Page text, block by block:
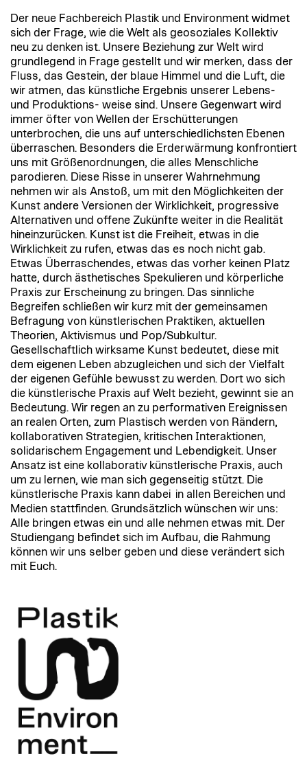
Der neue Fachbereich Plastik und Environment widmet
sich der Frage, wie die Welt als geosoziales Kollektiv
neu zu denken ist. Unsere Beziehung zur Welt wird
grundlegend in Frage gestellt und wir merken, dass der
Fluss, das Gestein, der blaue Himmel und die Luft, die
wir atmen, das künstliche Ergebnis unserer Lebens-
und Produktions- weise sind. Unsere Gegenwart wird
immer öfter von Wellen der Erschütterungen
unterbrochen, die uns auf unterschiedlichsten Ebenen
überraschen. Besonders die Erderwärmung konfrontiert
uns mit Größenordnungen, die alles Menschliche
parodieren. Diese Risse in unserer Wahrnehmung
nehmen wir als Anstoß, um mit den Möglichkeiten der
Kunst andere Versionen der Wirklichkeit, progressive
Alternativen und offene Zukünfte weiter in die Realität
hineinzurücken. Kunst ist die Freiheit, etwas in die
Wirklichkeit zu rufen, etwas das es noch nicht gab.
Etwas Überraschendes, etwas das vorher keinen Platz
hatte, durch ästhetisches Spekulieren und körperliche
Praxis zur Erscheinung zu bringen. Das sinnliche
Begreifen schließen wir kurz mit der gemeinsamen
Befragung von künstlerischen Praktiken, aktuellen
Theorien, Aktivismus und Pop/Subkultur.
Gesellschaftlich wirksame Kunst bedeutet, diese mit
dem eigenen Leben abzugleichen und sich der Vielfalt
der eigenen Gefühle bewusst zu werden. Dort wo sich
die künstlerische Praxis auf Welt bezieht, gewinnt sie an
Bedeutung. Wir regen an zu performativen Ereignissen
an realen Orten, zum Plastisch werden von Rändern,
kollaborativen Strategien, kritischen Interaktionen,
solidarischem Engagement und Lebendigkeit. Unser
Ansatz ist eine kollaborativ künstlerische Praxis, auch
um zu lernen, wie man sich gegenseitig stützt. Die
künstlerische Praxis kann dabei in allen Bereichen und
Medien stattfinden. Grundsätzlich wünschen wir uns:
Alle bringen etwas ein und alle nehmen etwas mit. Der
Studiengang befindet sich im Aufbau, die Rahmung
können wir uns selber geben und diese verändert sich
mit Euch.